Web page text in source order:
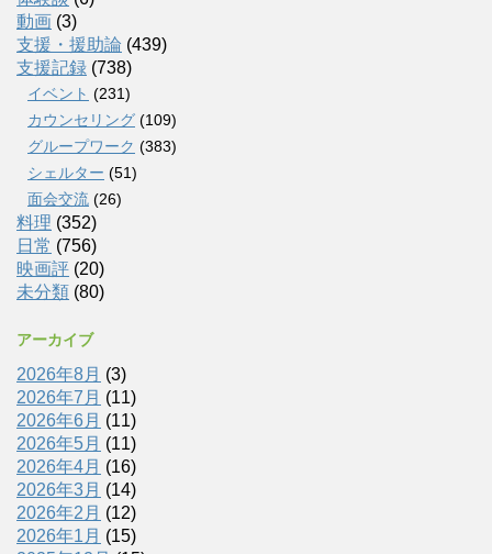
動画 (3)
支援・援助論 (439)
支援記録 (738)
イベント (231)
カウンセリング (109)
グループワーク (383)
シェルター (51)
面会交流 (26)
料理 (352)
日常 (756)
映画評 (20)
未分類 (80)
アーカイブ
2026年8月 (3)
2026年7月 (11)
2026年6月 (11)
2026年5月 (11)
2026年4月 (16)
2026年3月 (14)
2026年2月 (12)
2026年1月 (15)